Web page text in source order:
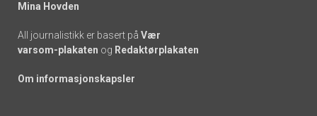
Mina Hovden
All journalistikk er basert på Vær
varsom-plakaten og Redaktørplakaten
Om informasjonskapsler